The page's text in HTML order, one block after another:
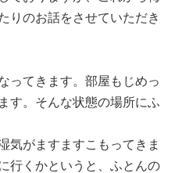
りのお話をさせていただき
ってきます。部屋もじめっ
す。そんな状態の場所にふ
気がますますこもってきま
行くかというと、ふとんの